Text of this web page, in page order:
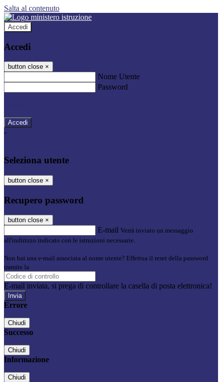
Salta al contenuto
Accedi
Accedi
button close ×
Nome Utente
Password
-
Seleziona utente
button close ×
Recupero password
button close ×
E-mail Verrà inviato un messaggio
all'indirizzo indicato con le istruzioni necessarie.
Non hai una e-mail associata al nome utente? Effettua il reset della password
tramite la
E-mail inviata, si prega di controllare la casella di posta elettronica!
Errore
Chiudi
Successo
Chiudi
Informazione
Chiudi